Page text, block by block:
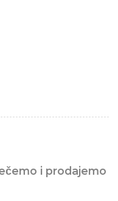
i prodajemo